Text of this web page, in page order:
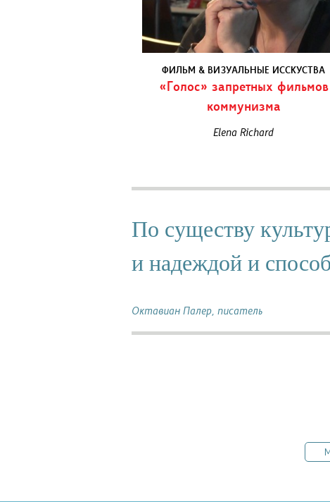
ФИЛЬМ & ВИЗУАЛЬНЫЕ ИССКУСТВА
«Голос» запретных фильмов
коммунизма
Elena Richard
По существу
и надеждой и
Октавиан Палер, писатель